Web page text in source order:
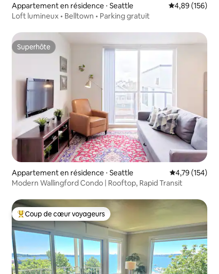
Appartement en résidence ⋅ Seattle Évaluation
4,89 (156)
Loft lumineux • Belltown • Parking gratuit
Superhôte
Superhôte
Appartement en résidence ⋅ Seattle Évaluation
4,79 (154)
Modern Wallingford Condo | Rooftop, Rapid Transit
Coups de cœur voyageurs les plus appréciés
Coup de cœur voyageurs